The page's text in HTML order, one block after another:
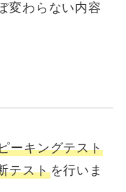
変わらない内容
ーキングテスト
テストを行いま